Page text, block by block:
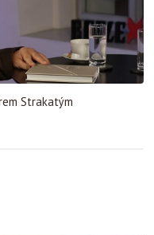
Strakatým